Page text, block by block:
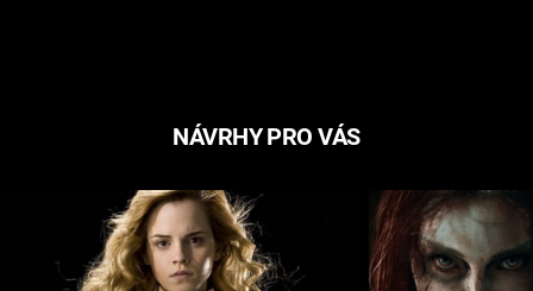
NÁVRHY PRO VÁS